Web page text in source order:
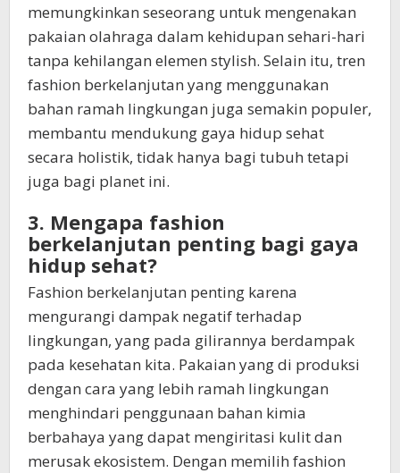
memungkinkan seseorang untuk mengenakan
pakaian olahraga dalam kehidupan sehari-hari
tanpa kehilangan elemen stylish. Selain itu, tren
fashion berkelanjutan yang menggunakan
bahan ramah lingkungan juga semakin populer,
membantu mendukung gaya hidup sehat
secara holistik, tidak hanya bagi tubuh tetapi
juga bagi planet ini.
3. Mengapa fashion
berkelanjutan penting bagi gaya
hidup sehat?
Fashion berkelanjutan penting karena
mengurangi dampak negatif terhadap
lingkungan, yang pada gilirannya berdampak
pada kesehatan kita. Pakaian yang di produksi
dengan cara yang lebih ramah lingkungan
menghindari penggunaan bahan kimia
berbahaya yang dapat mengiritasi kulit dan
merusak ekosistem. Dengan memilih fashion